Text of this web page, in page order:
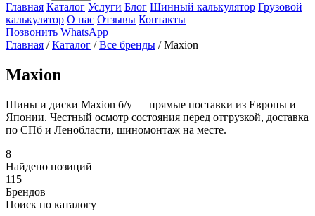
Главная Каталог Услуги Блог Шинный калькулятор Грузовой
калькулятор О нас Отзывы Контакты
Позвонить WhatsApp
Главная / Каталог / Все бренды / Maxion
Maxion
Шины и диски Maxion б/у — прямые поставки из Европы и
Японии. Честный осмотр состояния перед отгрузкой, доставка
по СПб и Ленобласти, шиномонтаж на месте.
8
Найдено позиций
115
Брендов
Поиск по каталогу